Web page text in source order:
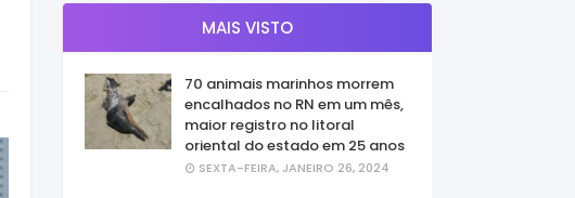
MAIS VISTO
70 animais marinhos morrem
encalhados no RN em um mês,
maior registro no litoral
oriental do estado em 25 anos
SEXTA-FEIRA, JANEIRO 26, 2024